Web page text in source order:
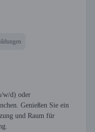
w/d) oder
Genießen Sie ein
und Raum für